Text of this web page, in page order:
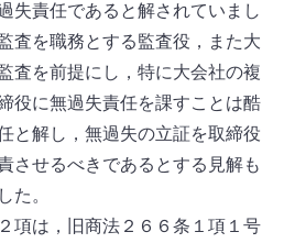
失責任であると解されていまし
査を職務とする監査役，また大
査を前提にし，特に大会社の複
役に無過失責任を課すことは酷
と解し，無過失の立証を取締役
させるべきであるとする見解も
た。
項は，旧商法２６６条１項１号